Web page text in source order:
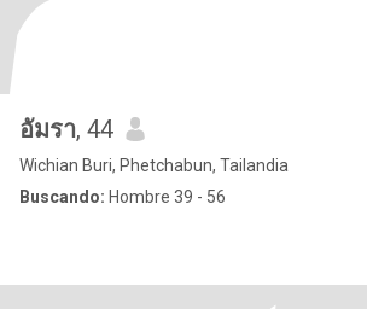
อัมรา, 44
Wichian Buri, Phetchabun, Tailandia
Buscando: Hombre 39 - 56